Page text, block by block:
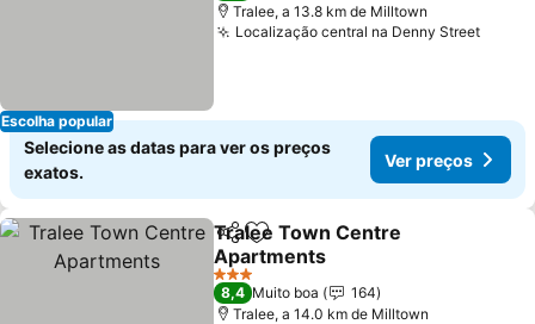
Escolha popular
Tralee, a 13.8 km de Milltown
Localização central na Denny StreetVer
Selecione as datas para ver os preços
exatos.
Ver preços
PartilharAdicionar aos favoritos
Tralee Town Centre
Apartments
Ver preços
3 Estrelas
8,4 Muito boa
164
Tralee, a 14.0 km de Milltown